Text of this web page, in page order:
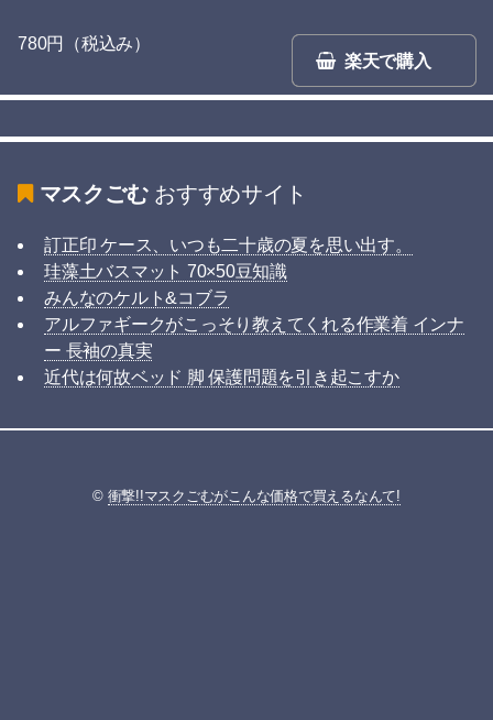
楽天で購入
780円（税込み）
マスクごむおすすめサイト
訂正印 ケース、いつも二十歳の夏を思い出す。
珪藻土バスマット 70×50豆知識
みんなのケルト&コブラ
アルファギークがこっそり教えてくれる作業着 インナ
ー 長袖の真実
近代は何故ベッド 脚 保護問題を引き起こすか
© 衝撃!!マスクごむがこんな価格で買えるなんて!